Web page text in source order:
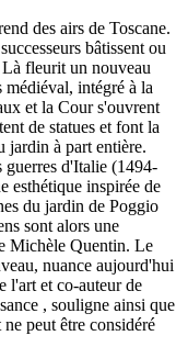
des airs de Toscane.
bâtissent ou
fleurit un nouveau
intégré à la
et la Cour s'ouvrent
de statues et font la
jardin à part entière.
guerres d'Italie (1494-
esthétique inspirée de
du jardin de Poggio
sont alors une
Michèle Quentin. Le
nuance aujourd'hui
l'art et co-auteur de
, souligne ainsi que
peut être considéré